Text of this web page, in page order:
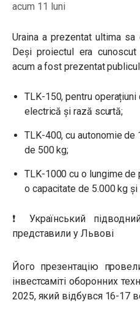
acum 11 luni
Uraina a prezentat ultima sa
Deși proiectul era
acum a fost prezentat
TLK-150, pentru
electrică și rază scurtă;
TLK-400, cu autonomie
de 500 kg;
TLK-1000 cu o lungime de
o capacitate de 5.000 kg
❗️ Український
представили у Львові
Його презентацію
інвестсаміті оборонних
2025, який відбувся 16-17